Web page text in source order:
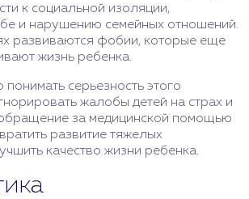
к социальной изоляции,
и нарушению семейных отношений.
развиваются фобии, которые еще
жизнь ребенка.
серьезность этого
жалобы детей на страх и
за медицинской помощью
развитие тяжелых
качество жизни ребенка.